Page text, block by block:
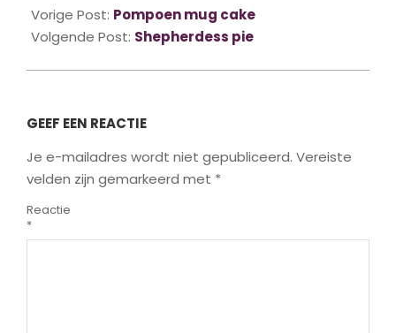
02-
10
Vorige Post: Pompoen mug cake
Volgende Post: Shepherdess pie
GEEF EEN REACTIE
Je e-mailadres wordt niet gepubliceerd. Vereiste
velden zijn gemarkeerd met *
Reactie
*